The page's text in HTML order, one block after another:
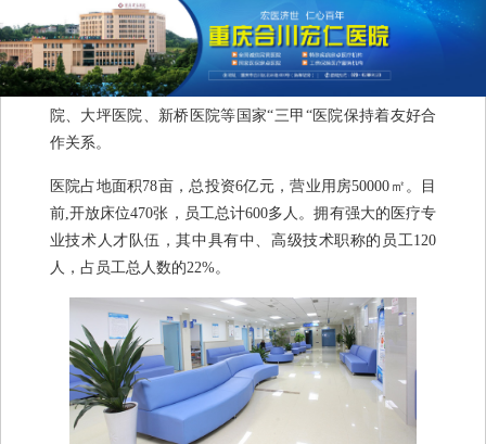
诊断治疗及交通事故等各种商业保险定点医院，也是合川
区指定的异地医保直接结算医疗机构。
医院长期与重庆医科大学附属医院、陆军军医大学西南医
院、大坪医院、新桥医院等国家“三甲“医院保持着友好合
作关系。
医院占地面积78亩，总投资6亿元，营业用房50000㎡。目
前,开放床位470张，员工总计600多人。拥有强大的医疗专
业技术人才队伍，其中具有中、高级技术职称的员工120
人，占员工总人数的22%。